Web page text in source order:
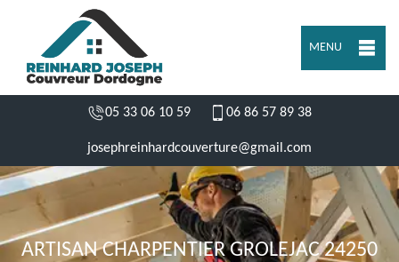
MENU
05 33 06 10 59 06 86 57 89 38
josephreinhardcouverture@gmail.com
ARTISAN CHARPENTIER GROLEJAC 24250